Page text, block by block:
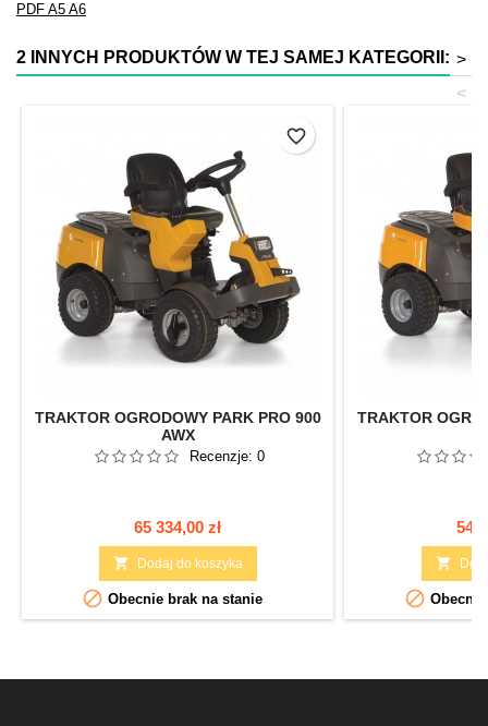
PDF A5 A6
2 INNYCH PRODUKTÓW W TEJ SAMEJ KATEGORII: >
<
TRAKTOR OGRODOWY PARK PRO 900
AWX
Recenzje: 0
Cena
65 334,00 zł
 Dodaj do koszyka
 Obecnie brak na stanie
favorite_border
TRAKTOR
54

